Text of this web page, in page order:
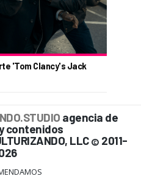
'Tom Clancy's Jack
agencia de
contenidos
LLC © 2011-